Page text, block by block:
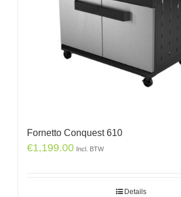
Fornetto Conquest 610
€1,199.00 Incl. BTW
Details